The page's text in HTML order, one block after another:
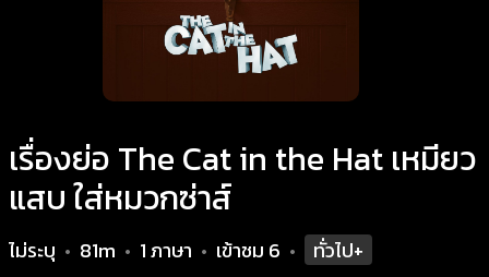
เรื่องย่อ The Cat in the Hat เหมียว
แสบ ใส่หมวกซ่าส์
ไม่ระบุ • 81m • 1 ภาษา • เข้าชม 6 • ทั่วไป+